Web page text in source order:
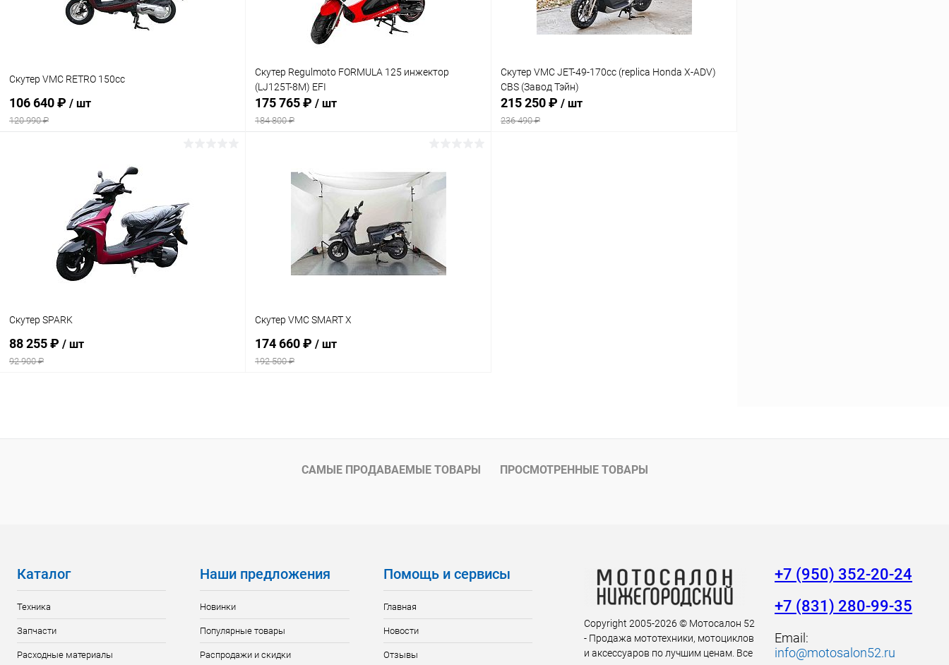
Скутер VMC RETRO 150cc
106 640 ₽ / шт
120 990 ₽
В избранное В наличии
Скутер Regulmoto FORMULA 125 инжектор
(LJ125T-8M) EFI
175 765 ₽ / шт
184 800 ₽
Сравнение
В наличии
Скутер VMC JET-49-170cc (replica Honda Х-ADV)
CBS (Завод Тэйн)
215 250 ₽ / шт
236 490 ₽
Скутер SPARK
88 255 ₽ / шт
92 900 ₽
Сравнение
Скутер VMC SMART X
174 660 ₽ / шт
192 500 ₽
Сравнение
САМЫЕ ПРОДАВАЕМЫЕ ТОВАРЫ ПРОСМОТРЕННЫЕ ТОВАРЫ
Каталог
Техника
Запчасти
Расходные материалы
Наши предложения
Новинки
Популярные товары
Распродажи и скидки
Помощь и сервисы
Главная
Новости
Отзывы
Copyright 2005-2026 © Мотосалон 52
- Продажа мототехники, мотоциклов
и аксессуаров по лучшим ценам. Все
+7 (950) 352-20-24
+7 (831) 280-99-35
Email:
info@motosalon52.ru